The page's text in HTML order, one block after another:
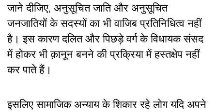
जाने दीजिए, अनुसूचित जाति और अनुसूचित
जनजातियों के सदस्यों का भी वाजिब प्रतिनिधित्व नहीं
है। इस कारण दलित और पिछड़े वर्ग के विधायक संसद
में होकर भी क़ानून बनने की प्रक्रिया में हस्तक्षेप नहीं
कर पाते हैं।
इसलिए सामाजिक अन्याय के शिकार रहे लोग यदि अपने